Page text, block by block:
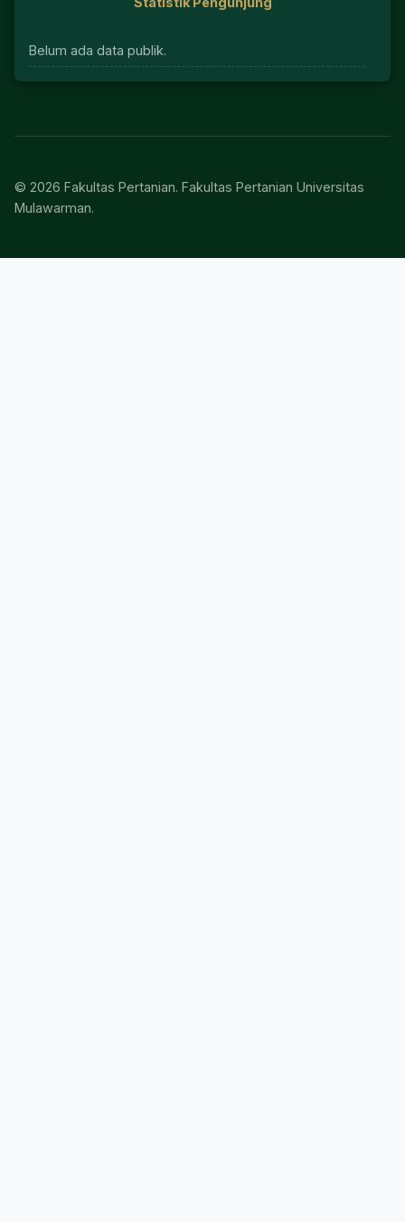
Belum ada data publik.
© 2026 Fakultas Pertanian. Fakultas Pertanian Universitas
Mulawarman.